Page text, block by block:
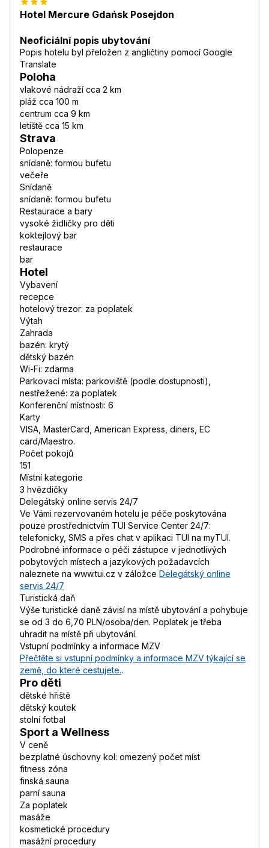
Hotel Mercure Gdańsk Posejdon
Neoficiální popis ubytování
Popis hotelu byl přeložen z angličtiny pomocí Google
Translate
Poloha
vlakové nádraží cca 2 km
pláž cca 100 m
centrum cca 9 km
letiště cca 15 km
Strava
Polopenze
snídaně: formou bufetu
večeře
Snídaně
snídaně: formou bufetu
Restaurace a bary
vysoké židličky pro děti
koktejlový bar
restaurace
bar
Hotel
Vybavení
recepce
hotelový trezor: za poplatek
Výtah
Zahrada
bazén: krytý
dětský bazén
Wi-Fi: zdarma
Parkovací místa: parkoviště (podle dostupnosti),
nestřežené: za poplatek
Konferenční místnosti: 6
Karty
VISA, MasterCard, American Express, diners, EC
card/Maestro.
Počet pokojů
151
Místní kategorie
3 hvězdičky
Delegátský online servis 24/7
Ve Vámi rezervovaném hotelu je péče poskytována
pouze prostřednictvím TUI Service Center 24/7:
telefonicky, SMS a přes chat v aplikaci TUI na myTUI.
Podrobné informace o péči zástupce v jednotlivých
pobytových místech a jazykových požadavcích
naleznete na www.tui.cz v záložce Delegátský online
servis 24/7
Turistická daň
Výše turistické daně závisí na místě ubytování a pohybuje
se od 3 do 6,70 PLN/osoba/den. Poplatek je třeba
uhradit na místě při ubytování.
Vstupní podmínky a informace MZV
Přečtěte si vstupní podmínky a informace MZV týkající se
země, do které cestujete..
Pro děti
dětské hřiště
dětský koutek
stolní fotbal
Sport a Wellness
V ceně
bezplatné úschovny kol: omezený počet míst
fitness zóna
finská sauna
parní sauna
Za poplatek
masáže
kosmetické procedury
masážní procedury